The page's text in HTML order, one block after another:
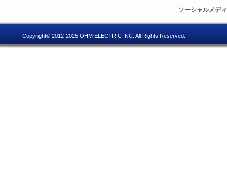
ソーシャルメデ
Copyright© 2012-2025 OHM ELECTRIC INC. All Rights Reserved.